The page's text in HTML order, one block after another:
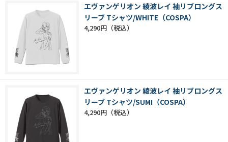
エヴァンゲリオン 綾波レイ 袖リブロングス
リーブ Tシャツ/WHITE（COSPA）
4,290円
エヴァンゲリオン 綾波レイ 袖リブロングス
リーブ Tシャツ/SUMI（COSPA）
4,290円